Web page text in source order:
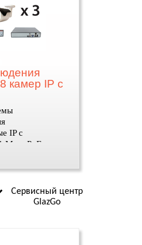
камер IP c
IP с
Мп и PoE
Сервисный центр
GlazGo